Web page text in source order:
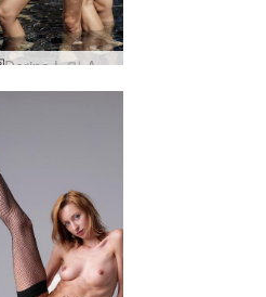
Darina L 및 Any Moloko 떨어지는 젖은 #28